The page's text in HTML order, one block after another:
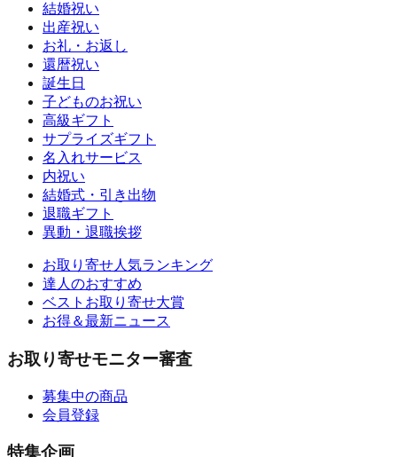
結婚祝い
出産祝い
お礼・お返し
還暦祝い
誕生日
子どものお祝い
高級ギフト
サプライズギフト
名入れサービス
内祝い
結婚式・引き出物
退職ギフト
異動・退職挨拶
お取り寄せ人気ランキング
達人のおすすめ
ベストお取り寄せ大賞
お得＆最新ニュース
お取り寄せモニター審査
募集中の商品
会員登録
特集企画